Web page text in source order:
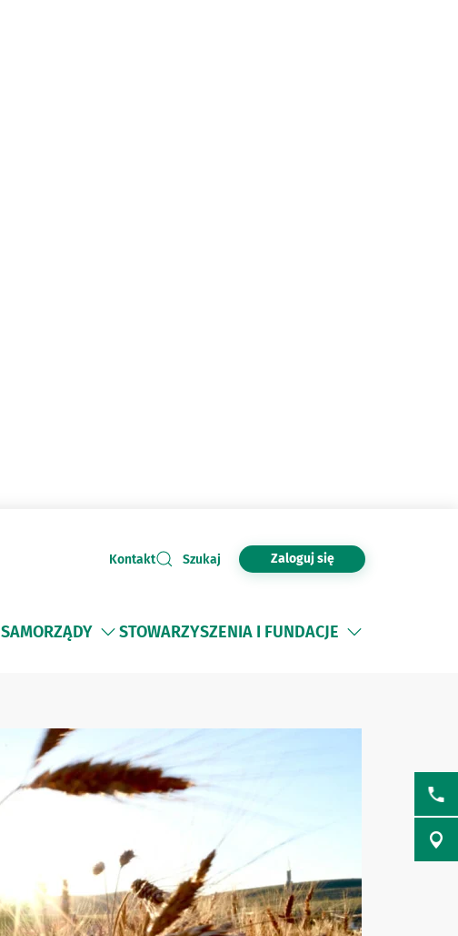
Kontakt Szukaj Zaloguj się
SAMORZĄDY STOWARZYSZENIA I FUNDACJE